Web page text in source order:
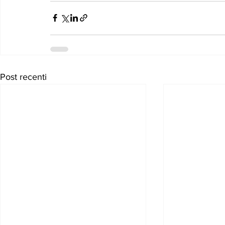
Post recenti